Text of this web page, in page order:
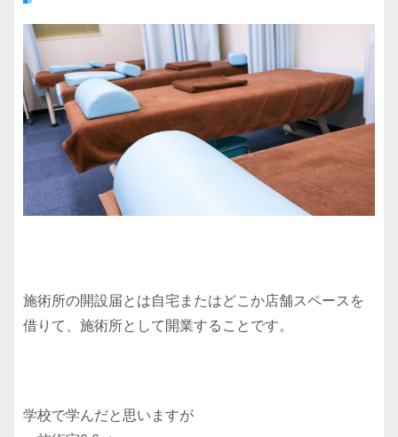
施術所の開設届とは自宅またはどこか店舗スペースを
借りて、施術所として開業することです。
学校で学んだと思いますが